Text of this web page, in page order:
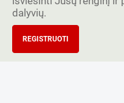
dalyvių.
REGISTRUOTI